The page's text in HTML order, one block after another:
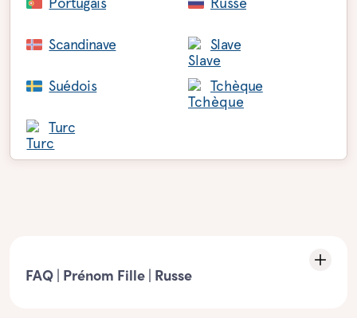
Scandinave Slave
Suédois Tchèque
Turc
FAQ | Prénom Fille | Russe